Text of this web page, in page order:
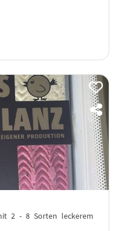
2 - 8 Sorten leckerem